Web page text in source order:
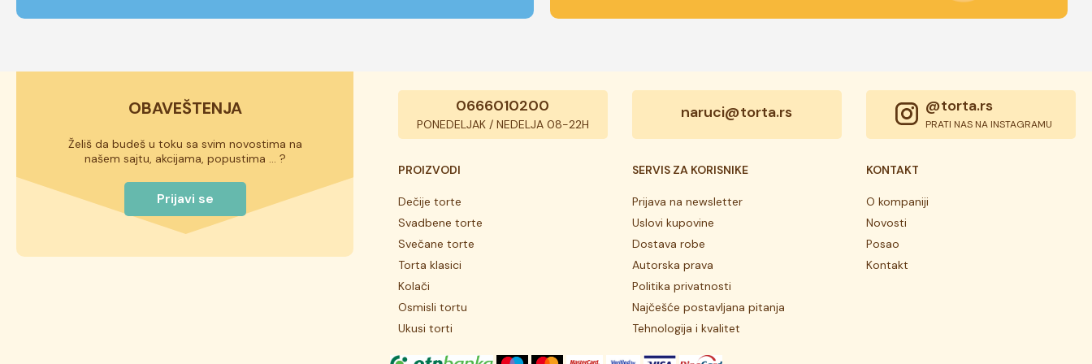
OBAVEŠTENJA
Želiš da budeš u toku sa svim novostima na
našem sajtu, akcijama, popustima ... ?
Prijavi se
0666010200
PONEDELJAK / NEDELJA 08-22H
naruci@torta.rs @torta.rs
PRATI NAS NA INSTAGRAMU
PROIZVODI
Dečije torte
Svadbene torte
Svečane torte
Torta klasici
Kolači
Osmisli tortu
Ukusi torti
SERVIS ZA KORISNIKE
Prijava na newsletter
Uslovi kupovine
Dostava robe
Autorska prava
Politika privatnosti
Najčešće postavljana pitanja
Tehnologija i kvalitet
KONTAKT
O kompaniji
Novosti
Posao
Kontakt